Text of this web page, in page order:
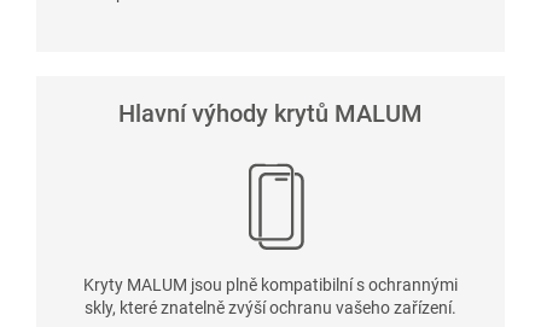
Hlavní výhody krytů MALUM
Kryty MALUM jsou plně kompatibilní s ochrannými
skly, které znatelně zvýší ochranu vašeho zařízení.